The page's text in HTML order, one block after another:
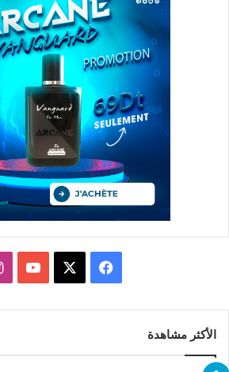
فيسبوك
الأكثر مشاهدة